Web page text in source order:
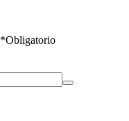
*Obligatorio